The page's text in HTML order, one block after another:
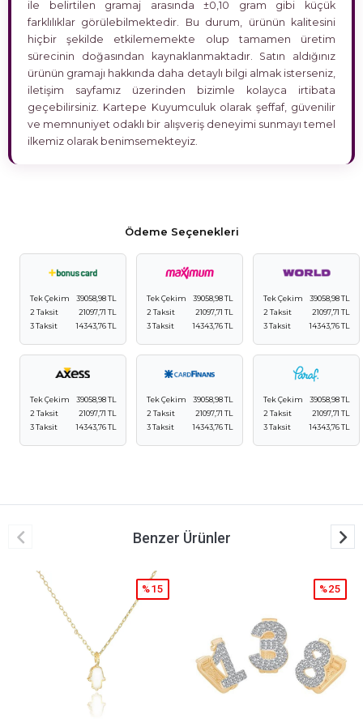
ile belirtilen gramaj arasında ±0,10 gram gibi küçük
farklılıklar görülebilmektedir. Bu durum, ürünün kalitesini
hiçbir şekilde etkilememekte olup tamamen üretim
sürecinin doğasından kaynaklanmaktadır. Satın aldığınız
ürünün gramajı hakkında daha detaylı bilgi almak isterseniz,
iletişim sayfamız üzerinden bizimle kolayca irtibata
geçebilirsiniz. Kartepe Kuyumculuk olarak şeffaf, güvenilir
ve memnuniyet odaklı bir alışveriş deneyimi sunmayı temel
ilkemiz olarak benimsemekteyiz.
Ödeme Seçenekleri
Tek Çekim
39058,98 TL
2 Taksit
21097,71 TL
3 Taksit
14343,76 TL
Tek Çekim
39058,98 TL
2 Taksit
21097,71 TL
3 Taksit
14343,76 TL
Tek Çekim
39058,98 TL
2 Taksit
21097,71 TL
3 Taksit
14343,76 TL
Tek Çekim
39058,98 TL
2 Taksit
21097,71 TL
3 Taksit
14343,76 TL
Tek Çekim
39058,98 TL
2 Taksit
21097,71 TL
3 Taksit
14343,76 TL
Tek Çekim
39058,98 TL
2 Taksit
21097,71 TL
3 Taksit
14343,76 TL
Benzer Ürünler
%15 %25